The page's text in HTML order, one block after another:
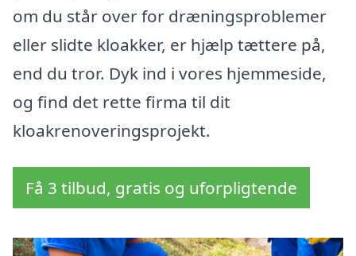
om du står over for dræningsproblemer
eller slidte kloakker, er hjælp tættere på,
end du tror. Dyk ind i vores hjemmeside,
og find det rette firma til dit
kloakrenoveringsprojekt.
Få 3 tilbud, gratis og uforpligtende